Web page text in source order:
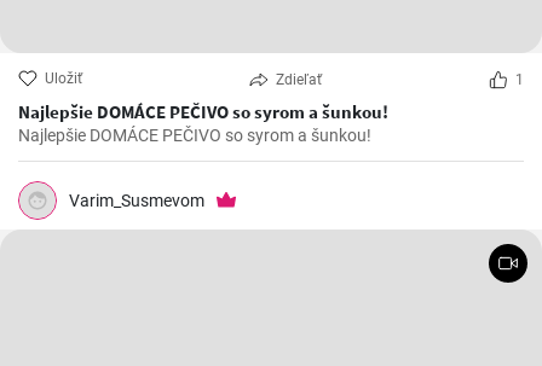
Uložiť Zdieľať 1
Najlepšie DOMÁCE PEČIVO so syrom a šunkou!
Najlepšie DOMÁCE PEČIVO so syrom a šunkou!
Varim_Susmevom